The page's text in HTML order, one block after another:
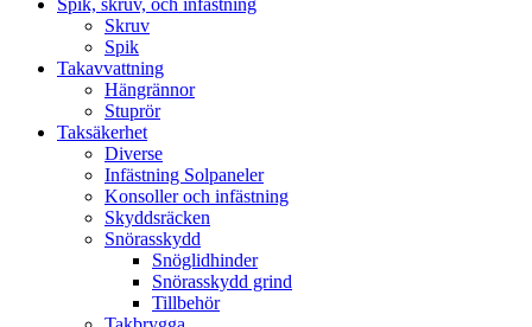
Spik, skruv, och infästning
Skruv
Spik
Takavvattning
Hängrännor
Stuprör
Taksäkerhet
Diverse
Infästning Solpaneler
Konsoller och infästning
Skyddsräcken
Snörasskydd
Snöglidhinder
Snörasskydd grind
Tillbehör